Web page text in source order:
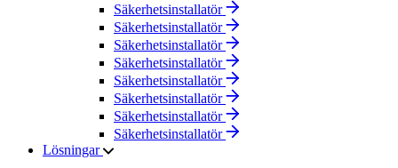
Säkerhetsinstallatör
Säkerhetsinstallatör
Säkerhetsinstallatör
Säkerhetsinstallatör
Säkerhetsinstallatör
Säkerhetsinstallatör
Säkerhetsinstallatör
Säkerhetsinstallatör
Lösningar